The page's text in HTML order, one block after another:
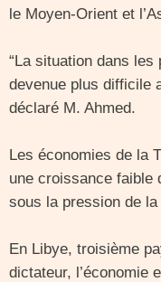
le Moyen-Orient et
“La situation dans
devenue plus difficile
déclaré M. Ahmed.
Les économies de la
une croissance faible
sous la pression de
En Libye, troisième
dictateur, l’économie